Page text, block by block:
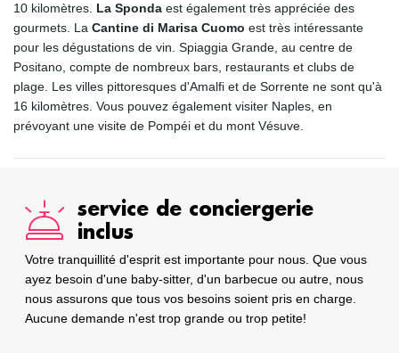
10 kilomètres. La Sponda est également très appréciée des
gourmets. La Cantine di Marisa Cuomo est très intéressante
pour les dégustations de vin. Spiaggia Grande, au centre de
Positano, compte de nombreux bars, restaurants et clubs de
plage. Les villes pittoresques d'Amalfi et de Sorrente ne sont qu'à
16 kilomètres. Vous pouvez également visiter Naples, en
prévoyant une visite de Pompéi et du mont Vésuve.
service de conciergerie
inclus
Votre tranquillité d'esprit est importante pour nous. Que vous
ayez besoin d'une baby-sitter, d'un barbecue ou autre, nous
nous assurons que tous vos besoins soient pris en charge.
Aucune demande n'est trop grande ou trop petite!